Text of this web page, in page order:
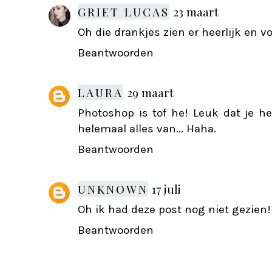
GRIET LUCAS 23 maart
Oh die drankjes zien er heerlijk en
Beantwoorden
LAURA 29 maart
Photoshop is tof he! Leuk dat je
helemaal alles van... Haha.
Beantwoorden
UNKNOWN 17 juli
Oh ik had deze post nog niet
Beantwoorden